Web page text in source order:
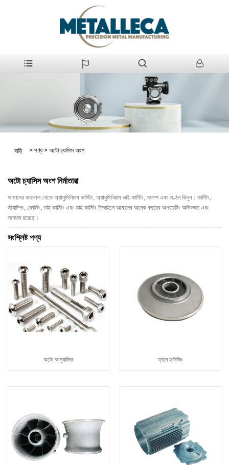
বাড়ি > পণ্য > অটো চ্যাসিস অংশ
অটো চ্যাসিস অংশ নির্মাতারা
আমাদের কারখানা থেকে অ্যালুমিনিয়াম কাস্টিং, অ্যালুমিনিয়াম ডাই কাস্টিং, ল্যাম্প এবং লণ্ঠন কিনুন। কাস্টিং,
স্ট্যাম্পিং, ফোর্জিং, ডাই কাস্টিং এবং ডাই কাস্টিং ডিজাইনে আমাদের অনেক বছরের অপারেটিং অভিজ্ঞতা এবং
সমাধান রয়েছে।
সংশ্লিষ্ট পণ্য
অটো আনুষাঙ্গিক ফ্যান হাউজিং